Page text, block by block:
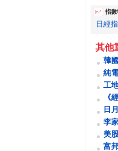
指
日經
其他
韓
SK
純
萬
工
竊
《
日
股利
李
第
美
富